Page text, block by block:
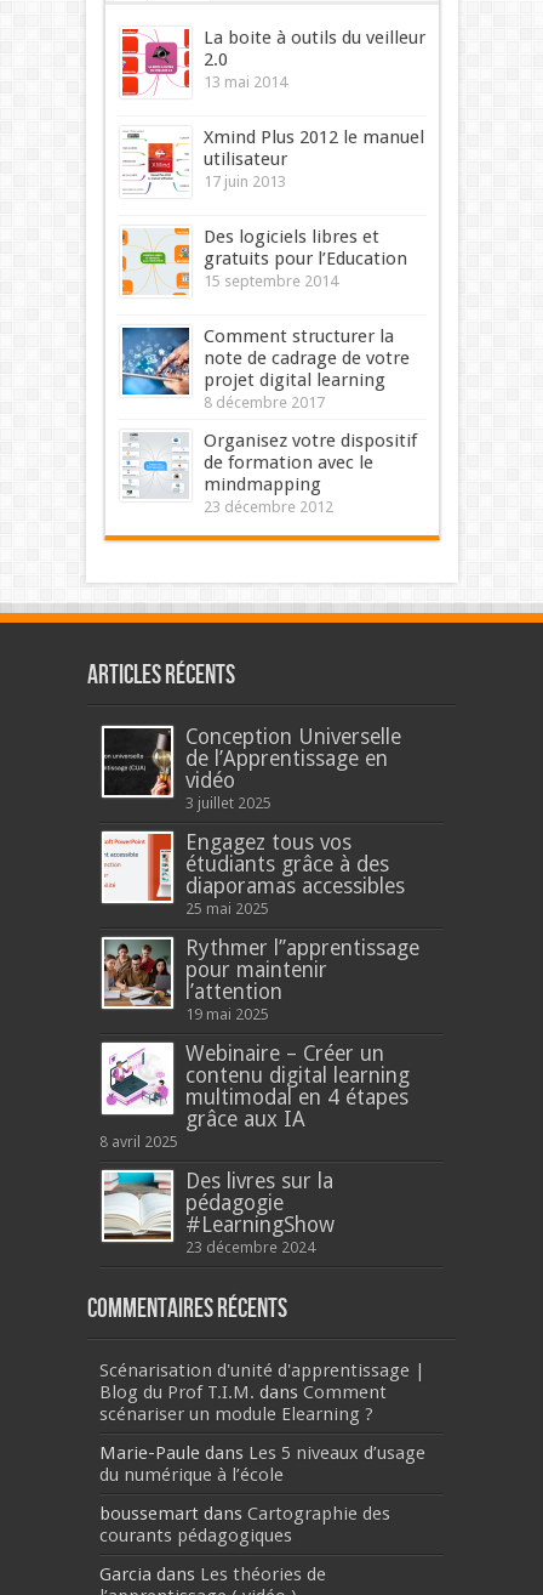
Commentaires Mots-clés
La boite à outils du veilleur
2.0
13 mai 2014
Xmind Plus 2012 le manuel
utilisateur
17 juin 2013
Des logiciels libres et
gratuits pour l’Education
15 septembre 2014
Comment structurer la
note de cadrage de votre
projet digital learning
8 décembre 2017
Organisez votre dispositif
de formation avec le
mindmapping
23 décembre 2012
Articles récents
Conception Universelle
de l’Apprentissage en
vidéo
3 juillet 2025
Engagez tous vos
étudiants grâce à des
diaporamas accessibles
25 mai 2025
Rythmer l’’apprentissage
pour maintenir
l’attention
19 mai 2025
Webinaire – Créer un
contenu digital learning
multimodal en 4 étapes
grâce aux IA
8 avril 2025
Des livres sur la
pédagogie
#LearningShow
23 décembre 2024
Commentaires récents
Scénarisation d'unité d'apprentissage |
Blog du Prof T.I.M. dans Comment
scénariser un module Elearning ?
Marie-Paule dans Les 5 niveaux d’usage
du numérique à l’école
boussemart dans Cartographie des
courants pédagogiques
Garcia dans Les théories de